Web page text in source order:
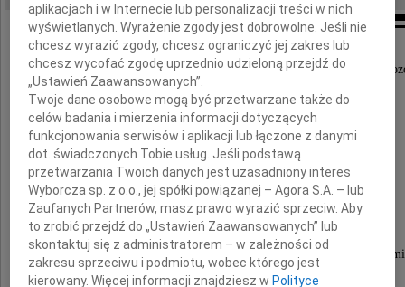
Życie przemija, jednak pamięć o kochanej osobie
Pani
Julicie Chojnackiej
i Jej Rodzinie
wyrazy głębokiego żalu i współczucia z powodu
aplikacjach i w Internecie lub personalizacji treści w nich
wyświetlanych. Wyrażenie zgody jest dobrowolne. Jeśli nie
chcesz wyrazić zgody, chcesz ograniczyć jej zakres lub
chcesz wycofać zgodę uprzednio udzieloną przejdź do
„Ustawień Zaawansowanych”.
Twoje dane osobowe mogą być przetwarzane także do
celów badania i mierzenia informacji dotyczących
funkcjonowania serwisów i aplikacji lub łączone z danymi
dot. świadczonych Tobie usług. Jeśli podstawą
przetwarzania Twoich danych jest uzasadniony interes
Wyborcza sp. z o.o., jej spółki powiązanej – Agora S.A. – lub
Zaufanych Partnerów, masz prawo wyrazić sprzeciw. Aby
to zrobić przejdź do „Ustawień Zaawansowanych” lub
skontaktuj się z administratorem – w zależności od
zakresu sprzeciwu i podmiotu, wobec którego jest
kierowany. Więcej informacji znajdziesz w Polityce